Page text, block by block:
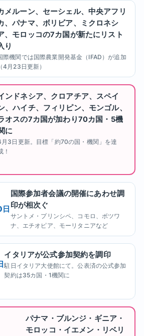
メルーン、セーシェル、中央アフリ
、パナマ、ボリビア、ミクロネシ
、モロッコの7カ国が新たにリスト
り
際機関では国際農業開発基金（IFAD）が追加
（4月23日更新）
ンドネシア、クロアチア、スペイ
、ハイチ、フィリピン、モンゴル、
オスの7カ国が加わり70カ国・5機
に
3日更新。目標「約70の国・機関」を達
！
国際参加者会議の開催にあわせ調
印が相次ぐ
サントメ・プリンシペ、コモロ、ボツワ
ナ、エチオピア、モーリタニアなど
イタリアが公式参加契約を調印
駐日イタリア大使館にて。公表済の公式参加
契約は35カ国・1機関に
パナマ・ブルンジ・ギニア・
モロッコ・イエメン・リベリ